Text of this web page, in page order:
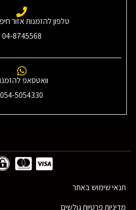
טלפון להזמנות אזור
04-8745568
וואטסאפ
054-5054330
תנאי שימוש באתר
מדיניות פרטיות גולשים